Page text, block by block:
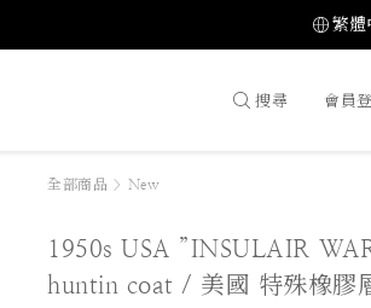
繁體
搜尋 會員
全部商品 > New
1950s USA ”INSULAIR
huntin coat / 美國 特殊橡膠